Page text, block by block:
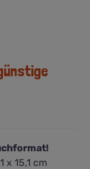
x 15,1 cm